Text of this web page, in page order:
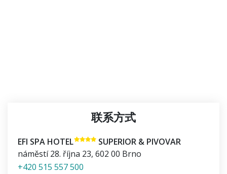
联系方式
EFI SPA HOTEL
SUPERIOR & PIVOVAR
náměstí 28. října 23, 602 00 Brno
+420 515 557 500